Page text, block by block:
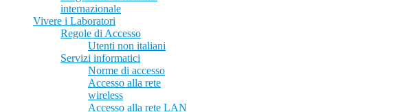
internazionale
Vivere i Laboratori
Regole di Accesso
Utenti non italiani
Servizi informatici
Norme di accesso
Accesso alla rete
wireless
Accesso alla rete LAN